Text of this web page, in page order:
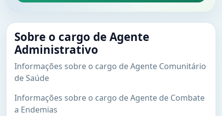
Sobre o cargo de Agente
Administrativo
Informações sobre o cargo de Agente Comunitário
de Saúde
Informações sobre o cargo de Agente de Combate
a Endemias